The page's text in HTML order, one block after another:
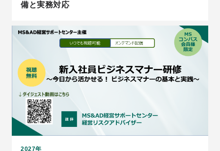
備と実務対応
2027年